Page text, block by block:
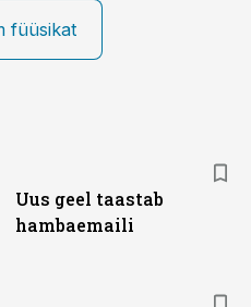
füüsikat
Uus geel taastab
hambaemaili